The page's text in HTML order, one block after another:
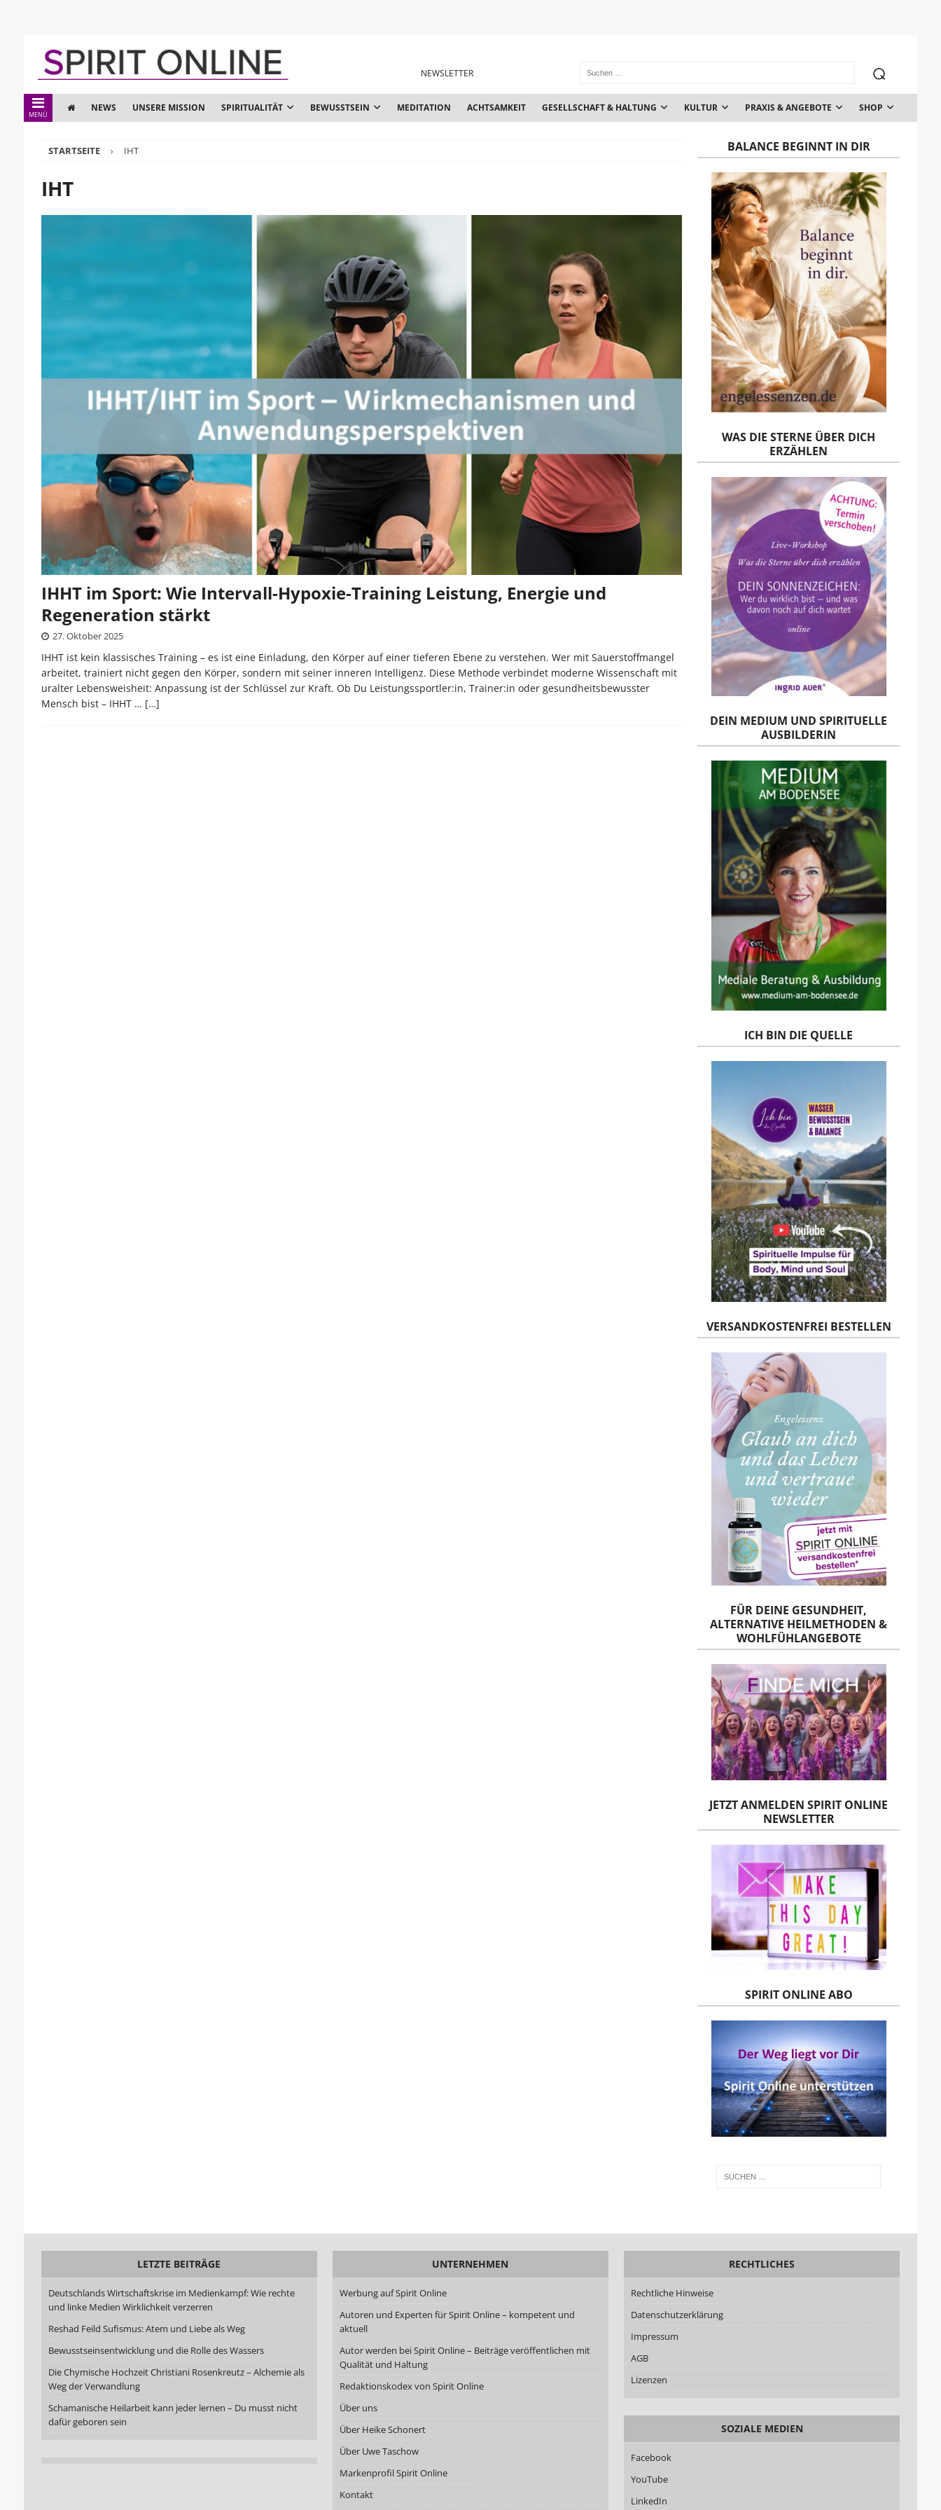
NEWSLETTER
MENÜ
NEWS UNSERE MISSION SPIRITUALITÄT BEWUSSTSEIN MEDITATION ACHTSAMKEIT GESELLSCHAFT & HALTUNG KULTUR PRAXIS & ANGEBOTE SHOP
STARTSEITE IHT
IHT
IHHT im Sport: Wie Intervall-Hypoxie-Training Leistung, Energie und
Regeneration stärkt
27. Oktober 2025
IHHT ist kein klassisches Training – es ist eine Einladung, den Körper auf einer tieferen Ebene zu verstehen. Wer mit Sauerstoffmangel
arbeitet, trainiert nicht gegen den Körper, sondern mit seiner inneren Intelligenz. Diese Methode verbindet moderne Wissenschaft mit
uralter Lebensweisheit: Anpassung ist der Schlüssel zur Kraft. Ob Du Leistungssportler:in, Trainer:in oder gesundheitsbewusster
Mensch bist – IHHT … […]
BALANCE BEGINNT IN DIR
WAS DIE STERNE ÜBER DICH
ERZÄHLEN
DEIN MEDIUM UND SPIRITUELLE
AUSBILDERIN
ICH BIN DIE QUELLE
VERSANDKOSTENFREI BESTELLEN
FÜR DEINE GESUNDHEIT,
ALTERNATIVE HEILMETHODEN &
WOHLFÜHLANGEBOTE
JETZT ANMELDEN SPIRIT ONLINE
NEWSLETTER
SPIRIT ONLINE ABO
LETZTE BEITRÄGE
Deutschlands Wirtschaftskrise im Medienkampf: Wie rechte
und linke Medien Wirklichkeit verzerren
Reshad Feild Sufismus: Atem und Liebe als Weg
Bewusstseinsentwicklung und die Rolle des Wassers
Die Chymische Hochzeit Christiani Rosenkreutz – Alchemie als
Weg der Verwandlung
Schamanische Heilarbeit kann jeder lernen – Du musst nicht
dafür geboren sein
UNTERNEHMEN
Werbung auf Spirit Online
Autoren und Experten für Spirit Online – kompetent und
aktuell
Autor werden bei Spirit Online – Beiträge veröffentlichen mit
Qualität und Haltung
Redaktionskodex von Spirit Online
Über uns
Über Heike Schonert
Über Uwe Taschow
Markenprofil Spirit Online
Kontakt
RECHTLICHES
Rechtliche Hinweise
Datenschutzerklärung
Impressum
AGB
Lizenzen
SOZIALE MEDIEN
Facebook
YouTube
LinkedIn